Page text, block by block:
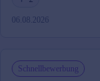
06.08.2026
Schnellbewerbung